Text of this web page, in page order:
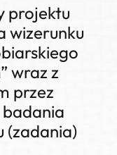
projektu
wizerunku
wraz z
przez
(zadania)